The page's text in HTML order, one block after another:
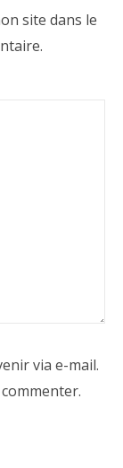
site dans le
via e-mail.